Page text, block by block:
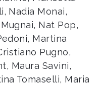
Nadia Monai,
Nat Pop,
Martina
Pugno,
Maura Savini,
Tomaselli, Maria